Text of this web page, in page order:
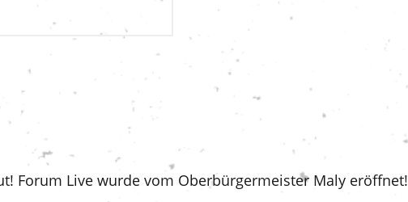
Forum Live wurde vom Oberbürgermeister Maly eröffnet!